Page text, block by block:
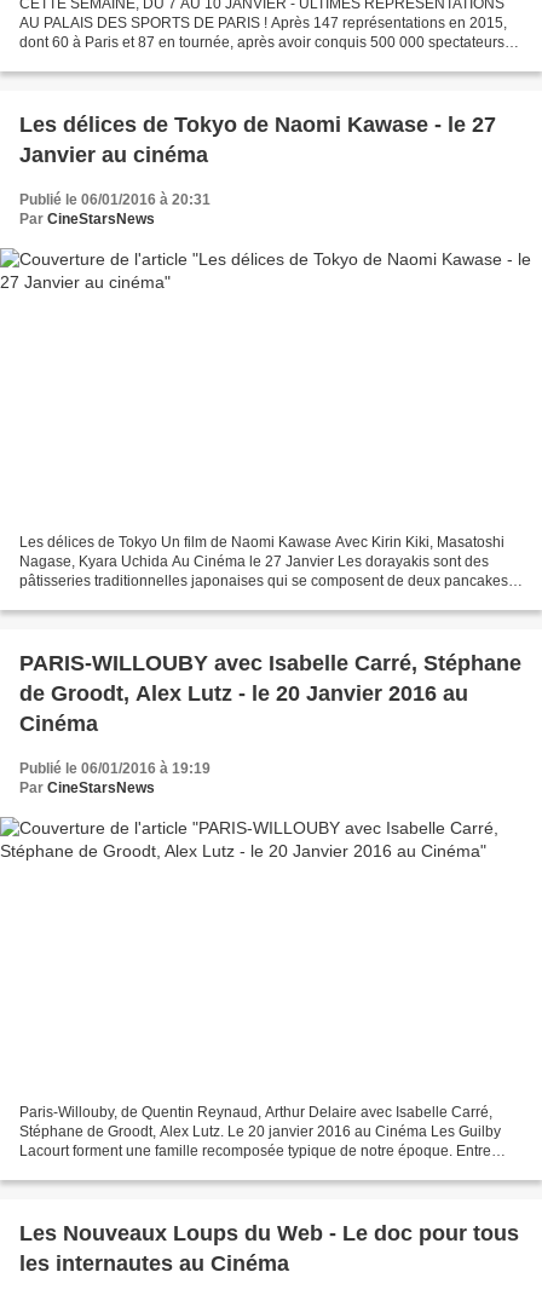
AU PALAIS DES SPORTS DE PARIS ! Après 147 représentations en 2015,
dont 60 à Paris et 87 en tournée, après avoir conquis 500 000 spectateurs
Les délices de Tokyo de Naomi Kawase - le 27
Janvier au cinéma
Publié le 06/01/2016 à 20:31
Par CineStarsNews
Les délices de Tokyo Un film de Naomi Kawase Avec Kirin Kiki, Masatoshi
Nagase, Kyara Uchida Au Cinéma le 27 Janvier Les dorayakis sont des
pâtisseries traditionnelles japonaises qui se composent de deux pancakes
PARIS-WILLOUBY avec Isabelle Carré, Stéphane
de Groodt, Alex Lutz - le 20 Janvier 2016 au
Cinéma
Publié le 06/01/2016 à 19:19
Par CineStarsNews
Paris-Willouby, de Quentin Reynaud, Arthur Delaire avec Isabelle Carré,
Stéphane de Groodt, Alex Lutz. Le 20 janvier 2016 au Cinéma Les Guilby
Lacourt forment une famille recomposée typique de notre époque. Entre
Les Nouveaux Loups du Web - Le doc pour tous
les internautes au Cinéma